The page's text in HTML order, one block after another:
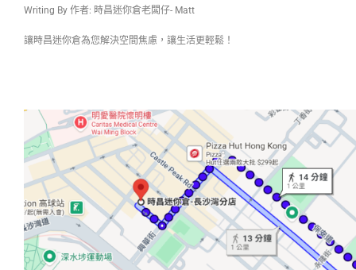
Writing By 作者: 時昌迷你倉老闆仔- Matt
讓時昌迷你倉為您解決空間焦慮，讓生活更輕鬆！